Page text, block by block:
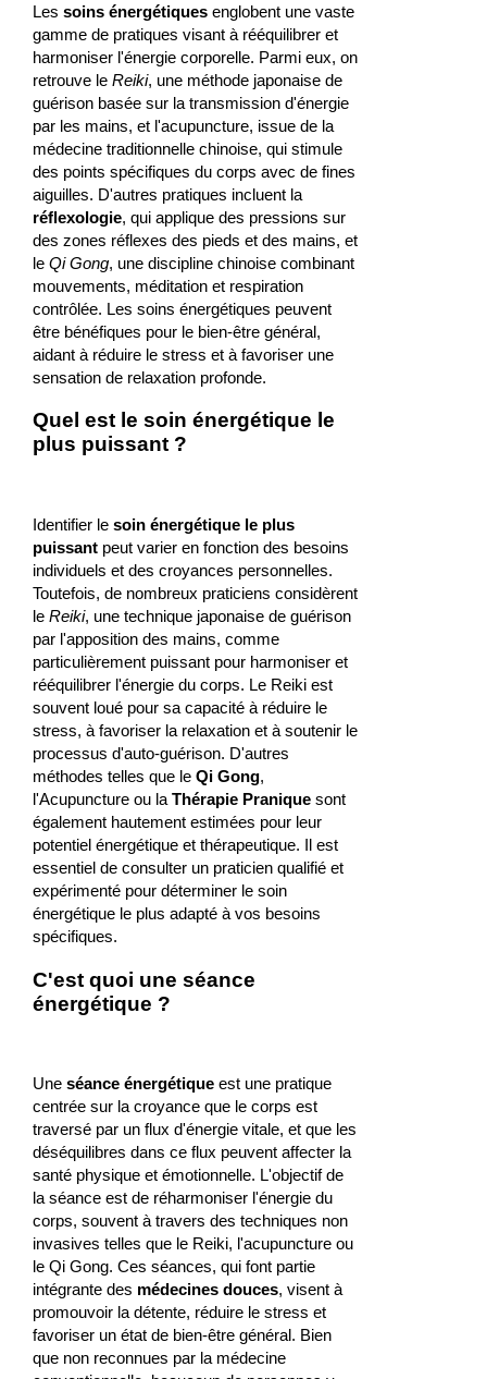
Les soins énergétiquesenglobent une vaste
gamme de pratiques visant à rééquilibrer et
harmoniser l'énergie corporelle. Parmi eux, on
retrouve le Reiki, une méthode japonaise de
guérison basée sur la transmission d'énergie
par les mains, et l'acupuncture, issue de la
médecine traditionnelle chinoise, qui stimule
des points spécifiques du corps avec de fines
aiguilles. D'autres pratiques incluent la
réflexologie, qui applique des pressions sur
des zones réflexes des pieds et des mains, et
le Qi Gong, une discipline chinoise combinant
mouvements, méditation et respiration
contrôlée. Les soins énergétiques peuvent
être bénéfiques pour le bien-être général,
aidant à réduire le stress et à favoriser une
sensation de relaxation profonde.
Quel est le soin énergétique le
plus puissant ?
Identifier le soin énergétique le plus
puissantpeut varier en fonction des besoins
individuels et des croyances personnelles.
Toutefois, de nombreux praticiens considèrent
le Reiki, une technique japonaise de guérison
par l'apposition des mains, comme
particulièrement puissant pour harmoniser et
rééquilibrer l'énergie du corps. Le Reiki est
souvent loué pour sa capacité à réduire le
stress, à favoriser la relaxation et à soutenir le
processus d'auto-guérison. D'autres
méthodes telles que le Qi Gong,
l'Acupuncture ou la Thérapie Praniquesont
également hautement estimées pour leur
potentiel énergétique et thérapeutique. Il est
essentiel de consulter un praticien qualifié et
expérimenté pour déterminer le soin
énergétique le plus adapté à vos besoins
spécifiques.
C'est quoi une séance
énergétique ?
Une séance énergétiqueest une pratique
centrée sur la croyance que le corps est
traversé par un flux d'énergie vitale, et que les
déséquilibres dans ce flux peuvent affecter la
santé physique et émotionnelle. L'objectif de
la séance est de réharmoniser l'énergie du
corps, souvent à travers des techniques non
invasives telles que le Reiki, l'acupuncture ou
le Qi Gong. Ces séances, qui font partie
intégrante des médecines douces, visent à
promouvoir la détente, réduire le stress et
favoriser un état de bien-être général. Bien
que non reconnues par la médecine